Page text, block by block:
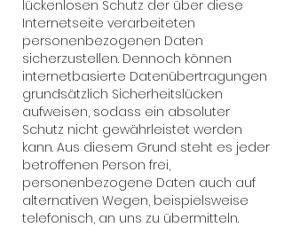
lückenlosen Schutz der über diese
Internetseite verarbeiteten
personenbezogenen Daten
sicherzustellen. Dennoch können
internetbasierte Datenübertragungen
grundsätzlich Sicherheitslücken
aufweisen, sodass ein absoluter
Schutz nicht gewährleistet werden
kann. Aus diesem Grund steht es jeder
betroffenen Person frei,
personenbezogene Daten auch auf
alternativen Wegen, beispielsweise
telefonisch, an uns zu übermitteln.